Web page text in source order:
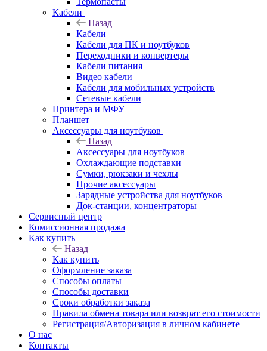
Кабели
Назад
Кабели
Кабели для ПК и ноутбуков
Переходники и конвертеры
Кабели питания
Видео кабели
Кабели для мобильных устройств
Сетевые кабели
Принтера и МФУ
Планшет
Аксессуары для ноутбуков
Назад
Аксессуары для ноутбуков
Охлаждающие подставки
Сумки, рюкзаки и чехлы
Прочие аксессуары
Зарядные устройства для ноутбуков
Док-станции, концентраторы
Сервисный центр
Комиссионная продажа
Как купить
Назад
Как купить
Оформление заказа
Способы оплаты
Способы доставки
Сроки обработки заказа
Правила обмена товара или возврат его стоимости
Регистрация/Авторизация в личном кабинете
О нас
Контакты